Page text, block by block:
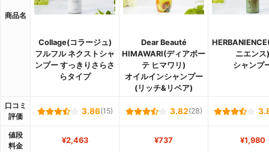
商品名
Collage(コラージュ)
フルフル ネクストシャ
ンプー すっきりさらさ
らタイプ
Dear Beauté
HIMAWARI(ディアボー
テ ヒマワリ)
オイルインシャンプー
(リッチ&リペア)
ニエンス)
シャンプ
口コミ
評価
3.86(15) 3.82(28)
値段
料金
¥2,463 ¥737 ¥1,980